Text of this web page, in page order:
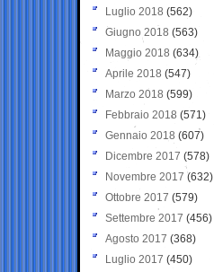
Luglio 2018 (562)
Giugno 2018 (563)
Maggio 2018 (634)
Aprile 2018 (547)
Marzo 2018 (599)
Febbraio 2018 (571)
Gennaio 2018 (607)
Dicembre 2017 (578)
Novembre 2017 (632)
Ottobre 2017 (579)
Settembre 2017 (456)
Agosto 2017 (368)
Luglio 2017 (450)